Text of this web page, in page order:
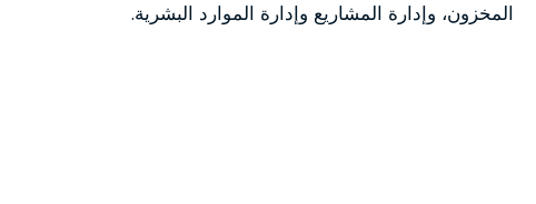
المخزون، وإدارة المشاريع وإدارة الموارد البشرية.